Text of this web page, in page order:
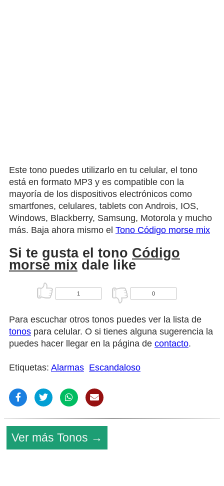
Este tono puedes utilizarlo en tu celular, el tono
está en formato MP3 y es compatible con la
mayoría de los dispositivos electrónicos como
smartfones, celulares, tablets con Androis, IOS,
Windows, Blackberry, Samsung, Motorola y mucho
más. Baja ahora mismo el Tono Código morse mix
Si te gusta el tono Código
morse mix dale like
1 0
Para escuchar otros tonos puedes ver la lista de
tonos para celular. O si tienes alguna sugerencia la
puedes hacer llegar en la página de contacto.
Etiquetas: Alarmas Escandaloso
Ver más Tonos →